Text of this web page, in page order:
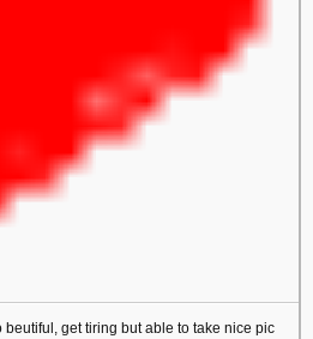
beutiful, get tiring but able to take nice pic